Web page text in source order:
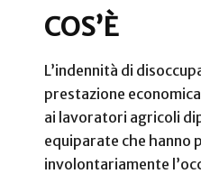
COS’È
L’indennità di
prestazione
ai lavoratori agricoli
equiparate che hanno
involontariamente